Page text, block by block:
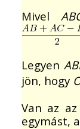
Mivel
Legyen
jön, hogy
Van az
egymást,